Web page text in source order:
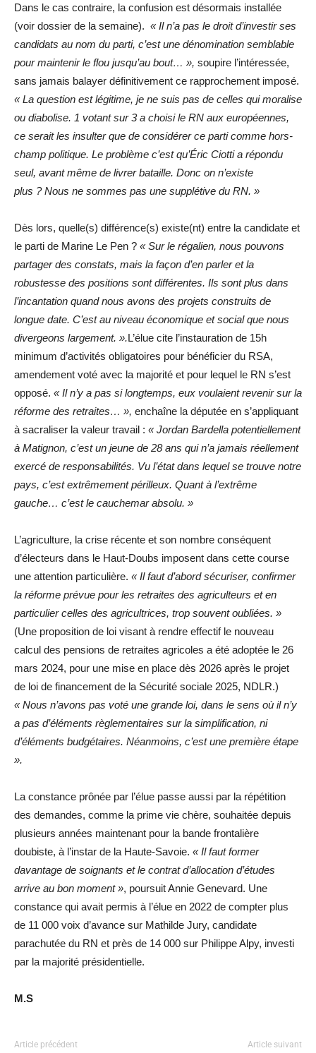
Dans le cas contraire, la confusion est désormais installée
(voir dossier de la semaine). « Il n’a pas le droit d’investir ses
candidats au nom du parti, c’est une dénomination semblable
pour maintenir le flou jusqu’au bout… », soupire l’intéressée,
sans jamais balayer définitivement ce rapprochement imposé.
« La question est légitime, je ne suis pas de celles qui moralise
ou diabolise. 1 votant sur 3 a choisi le RN aux européennes,
ce serait les insulter que de considérer ce parti comme hors-
champ politique. Le problème c’est qu’Éric Ciotti a répondu
seul, avant même de livrer bataille. Donc on n’existe
plus ? Nous ne sommes pas une supplétive du RN. »
Dès lors, quelle(s) différence(s) existe(nt) entre la candidate et
le parti de Marine Le Pen ? « Sur le régalien, nous pouvons
partager des constats, mais la façon d’en parler et la
robustesse des positions sont différentes. Ils sont plus dans
l’incantation quand nous avons des projets construits de
longue date. C’est au niveau économique et social que nous
divergeons largement. ».L’élue cite l’instauration de 15h
minimum d’activités obligatoires pour bénéficier du RSA,
amendement voté avec la majorité et pour lequel le RN s’est
opposé. « Il n’y a pas si longtemps, eux voulaient revenir sur la
réforme des retraites… », enchaîne la députée en s’appliquant
à sacraliser la valeur travail : « Jordan Bardella potentiellement
à Matignon, c’est un jeune de 28 ans qui n’a jamais réellement
exercé de responsabilités. Vu l’état dans lequel se trouve notre
pays, c’est extrêmement périlleux. Quant à l’extrême
gauche… c’est le cauchemar absolu. »
L’agriculture, la crise récente et son nombre conséquent
d’électeurs dans le Haut-Doubs imposent dans cette course
une attention particulière. « Il faut d’abord sécuriser, confirmer
la réforme prévue pour les retraites des agriculteurs et en
particulier celles des agricultrices, trop souvent oubliées. »
(Une proposition de loi visant à rendre effectif le nouveau
calcul des pensions de retraites agricoles a été adoptée le 26
mars 2024, pour une mise en place dès 2026 après le projet
de loi de financement de la Sécurité sociale 2025, NDLR.)
« Nous n’avons pas voté une grande loi, dans le sens où il n’y
a pas d’éléments règlementaires sur la simplification, ni
d’éléments budgétaires. Néanmoins, c’est une première étape
».
La constance prônée par l’élue passe aussi par la répétition
des demandes, comme la prime vie chère, souhaitée depuis
plusieurs années maintenant pour la bande frontalière
doubiste, à l’instar de la Haute-Savoie. « Il faut former
davantage de soignants et le contrat d’allocation d’études
arrive au bon moment », poursuit Annie Genevard. Une
constance qui avait permis à l’élue en 2022 de compter plus
de 11 000 voix d’avance sur Mathilde Jury, candidate
parachutée du RN et près de 14 000 sur Philippe Alpy, investi
par la majorité présidentielle.
M.S
Article précédent Article suivant